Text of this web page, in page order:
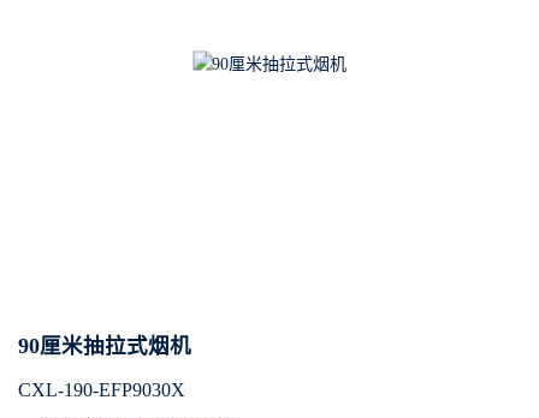
90厘米抽拉式烟机
CXL-190-EFP9030X